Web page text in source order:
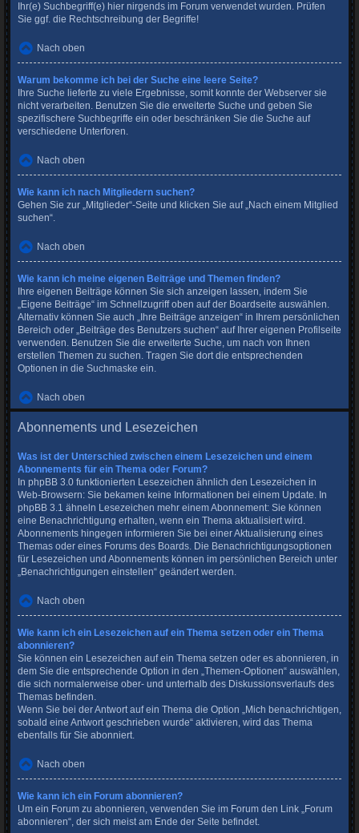
Ihr(e) Suchbegriff(e) hier nirgends im Forum verwendet wurden. Prüfen
Sie ggf. die Rechtschreibung der Begriffe!
Nach oben
Warum bekomme ich bei der Suche eine leere Seite?
Ihre Suche lieferte zu viele Ergebnisse, somit konnte der Webserver sie
nicht verarbeiten. Benutzen Sie die erweiterte Suche und geben Sie
spezifischere Suchbegriffe ein oder beschränken Sie die Suche auf
verschiedene Unterforen.
Nach oben
Wie kann ich nach Mitgliedern suchen?
Gehen Sie zur „Mitglieder“-Seite und klicken Sie auf „Nach einem Mitglied
suchen“.
Nach oben
Wie kann ich meine eigenen Beiträge und Themen finden?
Ihre eigenen Beiträge können Sie sich anzeigen lassen, indem Sie
„Eigene Beiträge“ im Schnellzugriff oben auf der Boardseite auswählen.
Alternativ können Sie auch „Ihre Beiträge anzeigen“ in Ihrem persönlichen
Bereich oder „Beiträge des Benutzers suchen“ auf Ihrer eigenen Profilseite
verwenden. Benutzen Sie die erweiterte Suche, um nach von Ihnen
erstellen Themen zu suchen. Tragen Sie dort die entsprechenden
Optionen in die Suchmaske ein.
Nach oben
Abonnements und Lesezeichen
Was ist der Unterschied zwischen einem Lesezeichen und einem
Abonnements für ein Thema oder Forum?
In phpBB 3.0 funktionierten Lesezeichen ähnlich den Lesezeichen in
Web-Browsern: Sie bekamen keine Informationen bei einem Update. In
phpBB 3.1 ähneln Lesezeichen mehr einem Abonnement: Sie können
eine Benachrichtigung erhalten, wenn ein Thema aktualisiert wird.
Abonnements hingegen informieren Sie bei einer Aktualisierung eines
Themas oder eines Forums des Boards. Die Benachrichtigungsoptionen
für Lesezeichen und Abonnements können im persönlichen Bereich unter
„Benachrichtigungen einstellen“ geändert werden.
Nach oben
Wie kann ich ein Lesezeichen auf ein Thema setzen oder ein Thema
abonnieren?
Sie können ein Lesezeichen auf ein Thema setzen oder es abonnieren, in
dem Sie die entsprechende Option in den „Themen-Optionen“ auswählen,
die sich normalerweise ober- und unterhalb des Diskussionsverlaufs des
Themas befinden.
Wenn Sie bei der Antwort auf ein Thema die Option „Mich benachrichtigen,
sobald eine Antwort geschrieben wurde“ aktivieren, wird das Thema
ebenfalls für Sie abonniert.
Nach oben
Wie kann ich ein Forum abonnieren?
Um ein Forum zu abonnieren, verwenden Sie im Forum den Link „Forum
abonnieren“, der sich meist am Ende der Seite befindet.